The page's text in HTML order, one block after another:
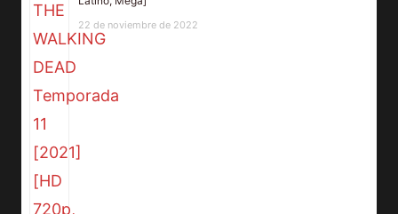
22 de noviembre de 2022